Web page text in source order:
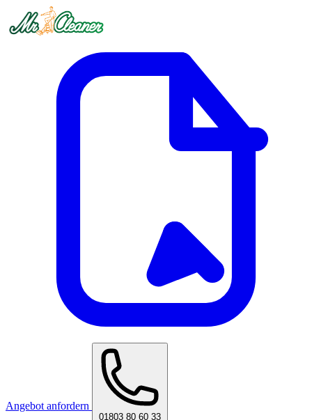
Angebot anfordern
01803 80 60 33